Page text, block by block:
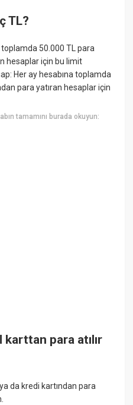
TL?
toplamda 50.000 TL para
hesaplar için bu limit
Her ay hesabına toplamda
para yatıran hesaplar için
tamamını burada okuyun:
para atılır
da kredi kartından para